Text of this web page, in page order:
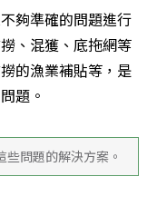
夠準確的問題進行
、混獲、底拖網等
的漁業補貼等，是
題。
問題的解決方案。